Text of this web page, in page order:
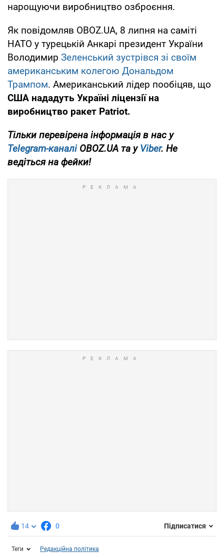
нарощуючи виробництво озброєння.
Як повідомляв OBOZ.UA, 8 липня на саміті
НАТО у турецькій Анкарі президент України
Володимир Зеленський зустрівся зі своїм
американським колегою Дональдом
Трампом. Американський лідер пообіцяв, що
США нададуть Україні ліцензії на
виробництво ракет Patriot.
Тільки перевірена інформація в нас у
Telegram-каналіOBOZ.UA та уViber. Не
ведіться на фейки!
14 0 Підписатися
Теги Редакційна політика